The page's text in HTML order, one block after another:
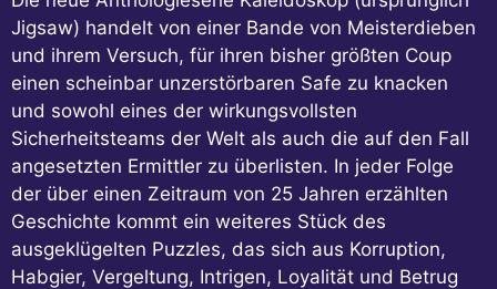
Jigsaw) handelt von einer Bande von Meisterdieben
und ihrem Versuch, für ihren bisher größten Coup
einen scheinbar unzerstörbaren Safe zu knacken
und sowohl eines der wirkungsvollsten
Sicherheitsteams der Welt als auch die auf den Fall
angesetzten Ermittler zu überlisten. In jeder Folge
der über einen Zeitraum von 25 Jahren erzählten
Geschichte kommt ein weiteres Stück des
ausgeklügelten Puzzles, das sich aus Korruption,
Habgier, Vergeltung, Intrigen, Loyalität und Betrug